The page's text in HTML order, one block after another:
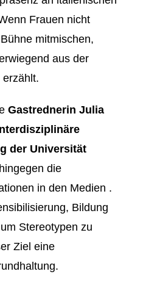
Frauen nicht
mitmischen,
aus der
Gastrednerin Julia
der Universität
die
in den Medien .
Bildung
Stereotypen zu
Ziel eine